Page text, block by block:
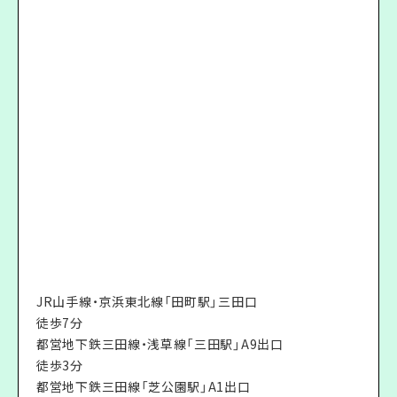
JR山手線・京浜東北線「田町駅」三田口
徒歩7分
都営地下鉄三田線・浅草線「三田駅」A9出口
徒歩3分
都営地下鉄三田線「芝公園駅」A1出口